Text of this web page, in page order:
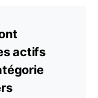
actifs